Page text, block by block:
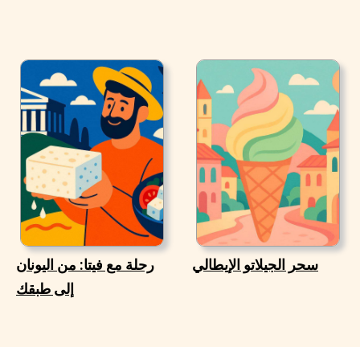
رحلة مع فيتا: من اليونان
إلى طبقك
سحر الجيلاتو الإيطالي